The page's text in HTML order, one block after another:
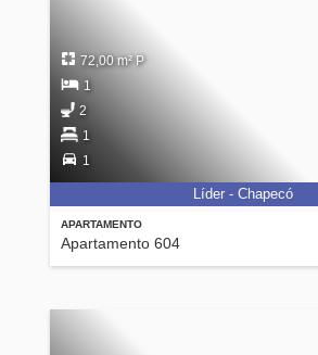
APARTAMENTO
Apartamento 604
72,00 m² P
1
2
1
1
Líder - Chapecó